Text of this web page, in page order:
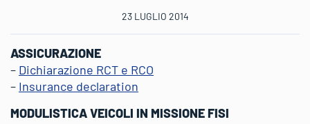
23 LUGLIO 2014
ASSICURAZIONE
– Dichiarazione RCT e RCO
– Insurance declaration
MODULISTICA VEICOLI IN MISSIONE FISI